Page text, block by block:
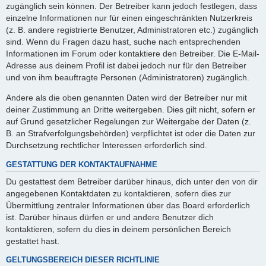
zugänglich sein können. Der Betreiber kann jedoch festlegen, dass
einzelne Informationen nur für einen eingeschränkten Nutzerkreis
(z. B. andere registrierte Benutzer, Administratoren etc.) zugänglich
sind. Wenn du Fragen dazu hast, suche nach entsprechenden
Informationen im Forum oder kontaktiere den Betreiber. Die E-Mail-
Adresse aus deinem Profil ist dabei jedoch nur für den Betreiber
und von ihm beauftragte Personen (Administratoren) zugänglich.
Andere als die oben genannten Daten wird der Betreiber nur mit
deiner Zustimmung an Dritte weitergeben. Dies gilt nicht, sofern er
auf Grund gesetzlicher Regelungen zur Weitergabe der Daten (z.
B. an Strafverfolgungsbehörden) verpflichtet ist oder die Daten zur
Durchsetzung rechtlicher Interessen erforderlich sind.
GESTATTUNG DER KONTAKTAUFNAHME
Du gestattest dem Betreiber darüber hinaus, dich unter den von dir
angegebenen Kontaktdaten zu kontaktieren, sofern dies zur
Übermittlung zentraler Informationen über das Board erforderlich
ist. Darüber hinaus dürfen er und andere Benutzer dich
kontaktieren, sofern du dies in deinem persönlichen Bereich
gestattet hast.
GELTUNGSBEREICH DIESER RICHTLINIE